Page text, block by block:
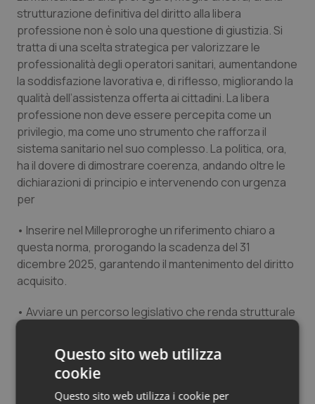
Quotidiano Pediatria
Rene & patologie urogenitali
Salute orale & impianti
Sangue & coagulazione
Tiroide
Tumore ovarico
Tumori del Polmone & Testa Collo
Tumori gastrointestinali
Ulcera & Reflusso
Vaccini
strutturazione definitiva del diritto alla libera
professione non è solo una questione di giustizia. Si
tratta di una scelta strategica per valorizzare le
professionalità degli operatori sanitari, aumentandone
la soddisfazione lavorativa e, di riflesso, migliorando la
qualità dell’assistenza offerta ai cittadini. La libera
professione non deve essere percepita come un
privilegio, ma come uno strumento che rafforza il
sistema sanitario nel suo complesso. La politica, ora,
ha il dovere di dimostrare coerenza, andando oltre le
dichiarazioni di principio e intervenendo con urgenza
per
• Inserire nel Milleproroghe un riferimento chiaro a
questa norma, prorogando la scadenza del 31
dicembre 2025, garantendo il mantenimento del diritto
acquisito.
• Avviare un percorso legislativo che renda strutturale
le professioni sanitarie.
Il tempo stringe e la possibilità di trasformare questa
misura in un diritto consolidato si riduce ogni giorno di
Questo sito web utilizza
cookie
Questo sito web utilizza i cookie per